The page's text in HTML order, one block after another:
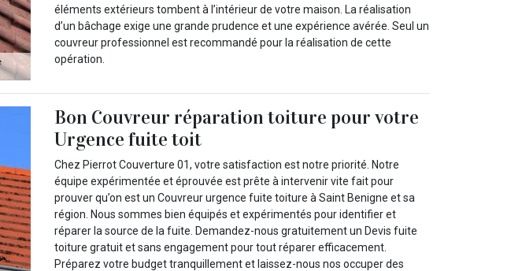
éléments extérieurs tombent à l’intérieur de votre maison. La réalisation
d’un bâchage exige une grande prudence et une expérience avérée. Seul un
couvreur professionnel est recommandé pour la réalisation de cette
opération.
Bon Couvreur réparation toiture pour votre
Urgence fuite toit
Chez Pierrot Couverture 01, votre satisfaction est notre priorité. Notre
équipe expérimentée et éprouvée est prête à intervenir vite fait pour
prouver qu’on est un Couvreur urgence fuite toiture à Saint Benigne et sa
région. Nous sommes bien équipés et expérimentés pour identifier et
réparer la source de la fuite. Demandez-nous gratuitement un Devis fuite
toiture gratuit et sans engagement pour tout réparer efficacement.
Préparez votre budget tranquillement et laissez-nous nos occuper des